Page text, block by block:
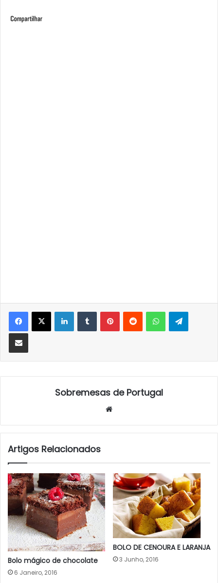
LinkedInTumblrPinterestReddit WhatsApp
Partilhar Via Email
Sobremesas de Portugal
Artigos Relacionados
Bolo mágico de chocolate
6 Janeiro, 2016
BOLO DE CENOURA E LARANJA
3 Junho, 2016